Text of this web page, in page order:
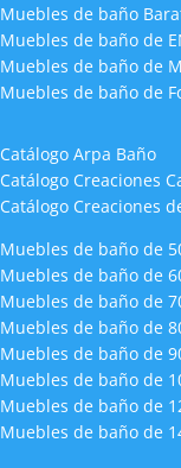
Muebles de baño
Muebles de baño de
Muebles de baño de
Muebles de baño de
Catálogo Arpa Baño
Catálogo Creaciones
Catálogo Creaciones
Muebles de baño de
Muebles de baño de
Muebles de baño de
Muebles de baño de
Muebles de baño de
Muebles de baño de
Muebles de baño de
Muebles de baño de